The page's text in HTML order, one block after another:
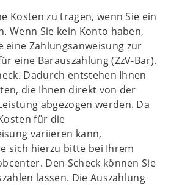
Kosten zu tragen, wenn Sie ein
Wenn Sie kein Konto haben,
eine Zahlungsanweisung zur
eine Barauszahlung (ZzV-Bar).
Dadurch entstehen Ihnen
die Ihnen direkt von der
abgezogen werden. Da
für die
variieren kann,
sich hierzu bitte bei Ihrem
Den Scheck können Sie
lassen. Die Auszahlung